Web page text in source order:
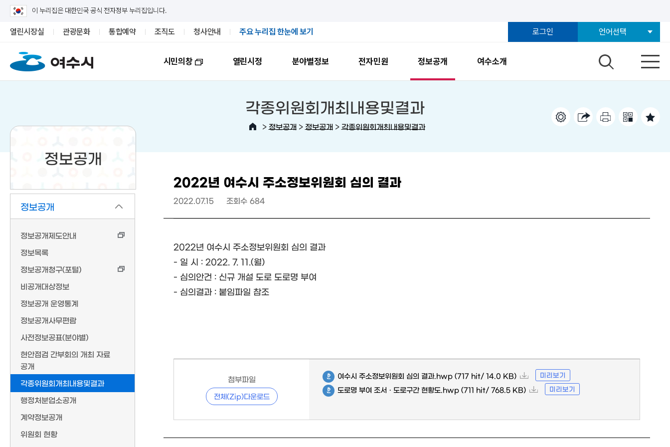
이 누리집은 대한민국 공식 전자정부 누리집입니다.
열린시장실 관광문화 통합예약 조직도 청사안내 주요 누리집 한눈에 보기 로그인 언어선택
시민의창 열린시정 분야별정보 전자민원 정보공개 여수소개
정보공개
정보공개
정보공개제도안내
정보목록
정보공개청구(포털)
비공개대상정보
정보공개 운영통계
정보공개사무편람
사전정보공표(분야별)
현안점검 간부회의 개최 자료
공개
각종위원회개최내용및결과
행정처분업소공개
계약정보공개
위원회 현황
각종위원회개최내용및결과
> 정보공개> 정보공개> 각종위원회개최내용및결과
2022년 여수시 주소정보위원회 심의 결과
2022.07.15 조회수 684
2022년 여수시 주소정보위원회 심의 결과
- 일 시 : 2022. 7. 11.(월)
- 심의안건 : 신규 개설 도로 도로명 부여
- 심의결과 : 붙임파일 참조
첨부파일
전체(Zip)다운로드
여수시 주소정보위원회 심의 결과.hwp (717 hit/ 14.0 KB) 미리보기
도로명 부여 조서ㆍ도로구간 현황도.hwp (711 hit/ 768.5 KB) 미리보기